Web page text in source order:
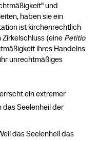
und
haben sie ein
ist kirchenrechtlich
(eine Petitio
ihres Handelns
unrechtmäßiges
ein extremer
das Seelenheil der
das Seelenheil das